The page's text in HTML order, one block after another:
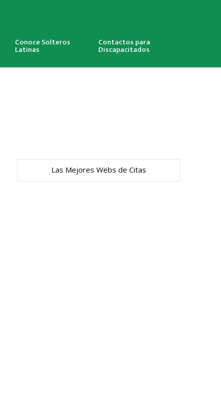
Conoce Solteros
Latinas
Contactos para
Discapacitados
Las Mejores Webs de Citas